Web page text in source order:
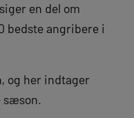
en del om
bedste angribere i
og her indtager
sæson.